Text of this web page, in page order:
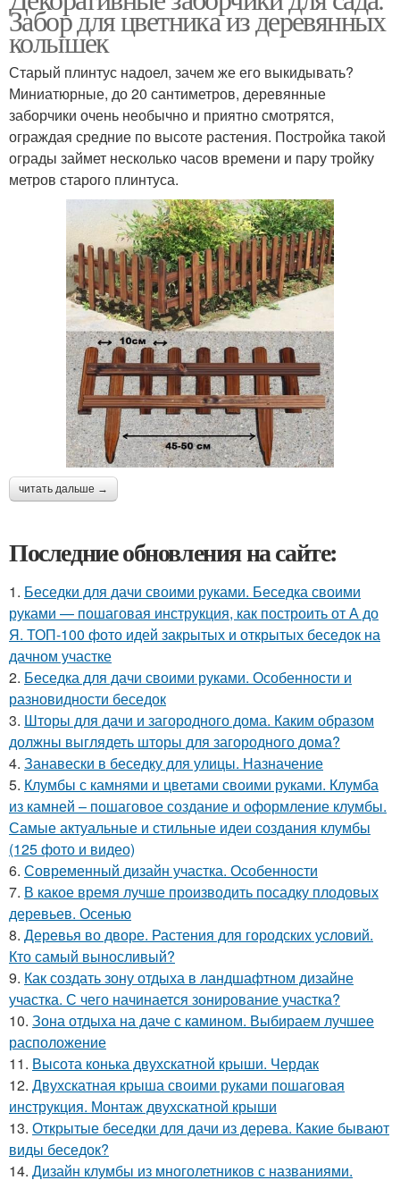
Забор для цветника из деревянных
колышек
Старый плинтус надоел, зачем же его выкидывать?
Миниатюрные, до 20 сантиметров, деревянные
заборчики очень необычно и приятно смотрятся,
ограждая средние по высоте растения. Постройка такой
ограды займет несколько часов времени и пару тройку
метров старого плинтуса.
читать дальше →
Последние обновления на сайте:
1. Беседки для дачи своими руками. Беседка своими
руками — пошаговая инструкция, как построить от А до
Я. ТОП-100 фото идей закрытых и открытых беседок на
дачном участке
2. Беседка для дачи своими руками. Особенности и
разновидности беседок
3. Шторы для дачи и загородного дома. Каким образом
должны выглядеть шторы для загородного дома?
4. Занавески в беседку для улицы. Назначение
5. Клумбы с камнями и цветами своими руками. Клумба
из камней – пошаговое создание и оформление клумбы.
Самые актуальные и стильные идеи создания клумбы
(125 фото и видео)
6. Современный дизайн участка. Особенности
7. В какое время лучше производить посадку плодовых
деревьев. Осенью
8. Деревья во дворе. Растения для городских условий.
Кто самый выносливый?
9. Как создать зону отдыха в ландшафтном дизайне
участка. С чего начинается зонирование участка?
10. Зона отдыха на даче с камином. Выбираем лучшее
расположение
11. Высота конька двухскатной крыши. Чердак
12. Двухскатная крыша своими руками пошаговая
инструкция. Монтаж двухскатной крыши
13. Открытые беседки для дачи из дерева. Какие бывают
виды беседок?
14. Дизайн клумбы из многолетников с названиями.